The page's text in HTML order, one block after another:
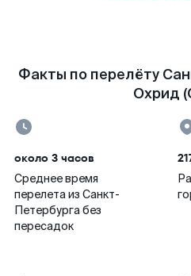
Факты по перелёту
Охрид
около 3 часов
Среднее время
перелета из Санкт-
Петербурга без
пересадок